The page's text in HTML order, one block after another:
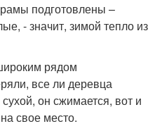
подготовлены –
- значит, зимой тепло из
рядом
все ли деревца
он сжимается, вот и
свое место.